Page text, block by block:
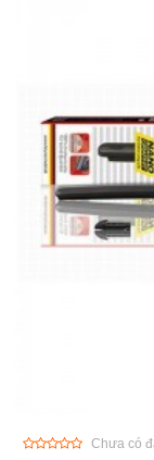
Chưa có